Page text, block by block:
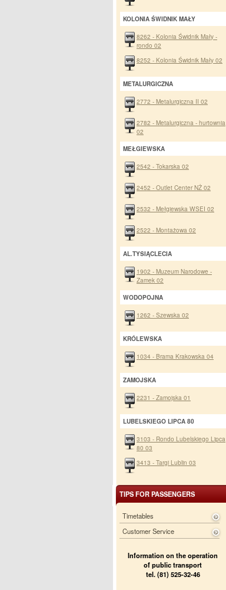
KOLONIA ŚWIDNIK MAŁY
8262 - Kolonia Świdnik Mały -
rondo 02
8252 - Kolonia Świdnik Mały 02
METALURGICZNA
2772 - Metalurgiczna II 02
2782 - Metalurgiczna - hurtownia
02
MEŁGIEWSKA
2542 - Tokarska 02
2452 - Outlet Center NŻ 02
2532 - Mełgiewska WSEI 02
2522 - Montażowa 02
AL.TYSIĄCLECIA
1902 - Muzeum Narodowe -
Zamek 02
WODOPOJNA
1262 - Szewska 02
KRÓLEWSKA
1034 - Brama Krakowska 04
ZAMOJSKA
2231 - Zamojska 01
LUBELSKIEGO LIPCA 80
3103 - Rondo Lubelskiego Lipca
80 03
3413 - Targi Lublin 03
TIPS FOR PASSENGERS
Timetables
Customer Service
Information on the operation
of public transport
tel. (81) 525-32-46